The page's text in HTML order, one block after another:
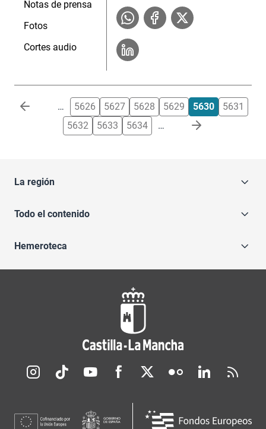
Notas de prensa
Fotos
Cortes audio
Paginación … 5626 5627 5628 5629 5630
5631
5632
5633 5634 …
La región
Todo el contenido
Hemeroteca
Redes sociales JCCM